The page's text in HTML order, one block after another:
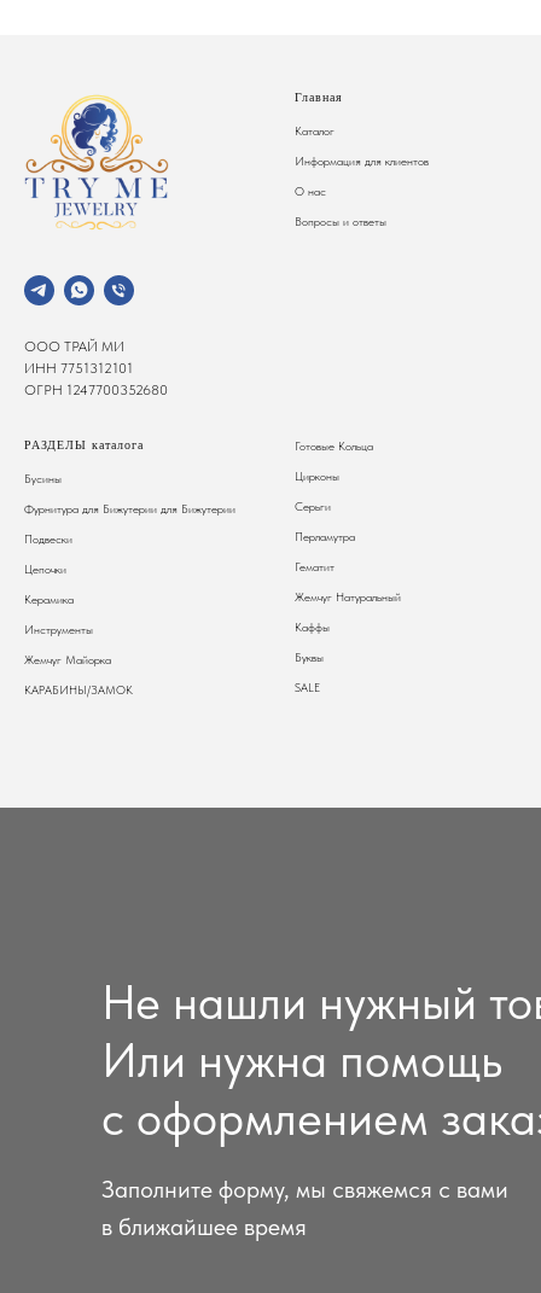
ООО ТРАЙ МИ
ИНН 7751312101
ОГРН 1247700352680
Главная
Каталог
Информация для клиентов
О нас
Вопросы и ответы
РАЗДЕЛЫ каталога
Бусины
Фурнитура для Бижутерии для Бижутерии
Подвески
Цепочки
Керамика
Инструменты
Жемчуг Майорка
КАРАБИНЫ/ЗАМОК
Готовые Кольца
Цирконы
Серьги
Перламутра
Гематит
Жемчуг Натуральный
Каффы
Буквы
SALE
Не нашли нужный
Или нужна помощь
с оформлением
Заполните форму, мы свяжемся с вами
в ближайшее время